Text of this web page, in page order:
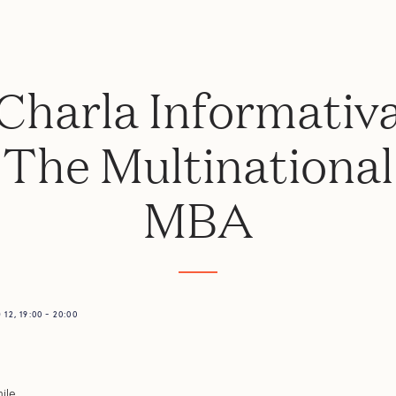
The Multinational
MBA
12, 19:00 - 20:00